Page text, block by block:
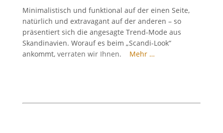
Minimalistisch und funktional auf der einen Seite,
natürlich und extravagant auf der anderen – so
präsentiert sich die angesagte Trend-Mode aus
Skandinavien. Worauf es beim „Scandi-Look“
ankommt, verraten wir Ihnen. Mehr …